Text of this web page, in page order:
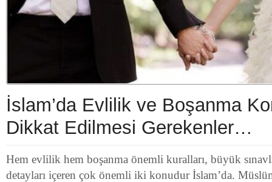
İslam’da Evlilik ve Boşanma
Dikkat Edilmesi Gerekenler…
Hem evlilik hem boşanma önemli kuralları, büyük
detayları içeren çok önemli iki konudur İslam’da.